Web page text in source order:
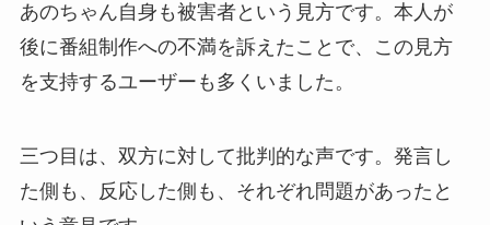
あのちゃん自身も被害者という見方です。本人が
後に番組制作への不満を訴えたことで、この見方
を支持するユーザーも多くいました。
三つ目は、双方に対して批判的な声です。発言し
た側も、反応した側も、それぞれ問題があったと